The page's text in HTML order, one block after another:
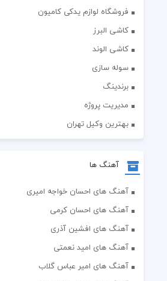
فروشگاه لوازم یدکی کامیون
کاشی البرز
کاشی الوند
سوله سازی
برندینگ
مدیریت پروژه
بهترین وکیل تهران
آهنگ ها
آهنگ های احسان خواجه امیری
آهنگ های احسان کرمی
آهنگ های افشین آذری
آهنگ های امید نعمتی
آهنگ های امیر عباس گلاب